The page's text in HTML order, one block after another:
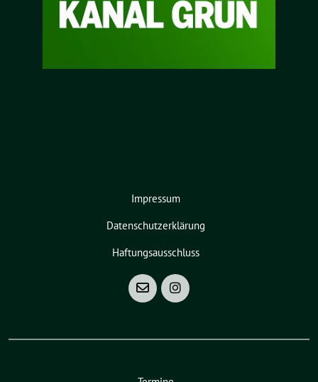
Impressum
Datenschutzerklärung
Haftungsausschluss